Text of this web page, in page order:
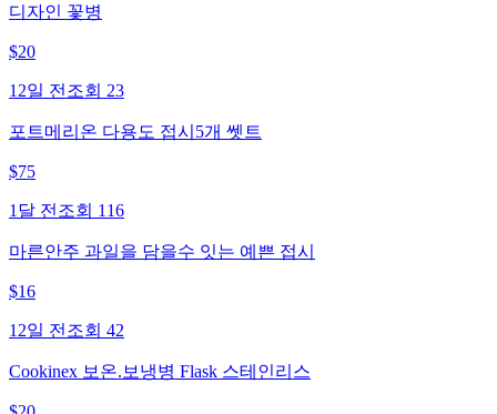
디자인 꽃병
$20
12일 전 조회 23
포트메리온 다용도 접시5개 쎗트
$75
1달 전 조회 116
마른안주 과일을 담을수 잇는 예쁜 접시
$16
12일 전 조회 42
Cookinex 보온.보냉병 Flask 스테인리스